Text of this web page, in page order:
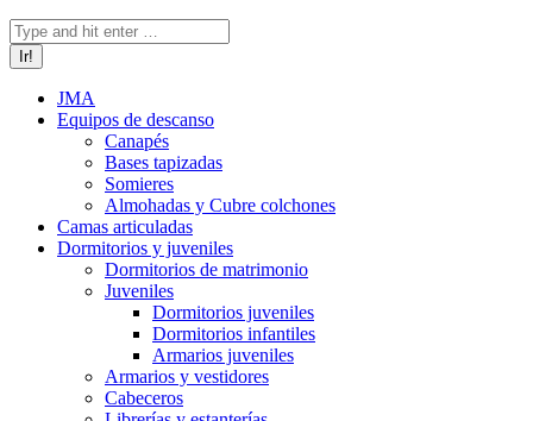
Buscar:
JMA
Equipos de descanso
Canapés
Bases tapizadas
Somieres
Almohadas y Cubre colchones
Camas articuladas
Dormitorios y juveniles
Dormitorios de matrimonio
Juveniles
Dormitorios juveniles
Dormitorios infantiles
Armarios juveniles
Armarios y vestidores
Cabeceros